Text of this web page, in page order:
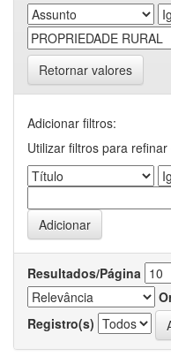
Retornar valores
Adicionar filtros:
Utilizar filtros para
Resultados/Página
Registro(s)